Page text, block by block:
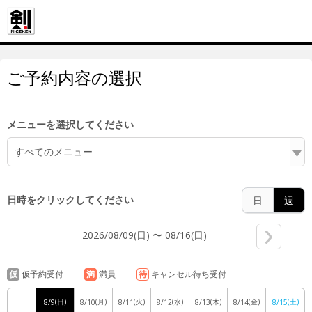
ご予約内容の選択
メニューを選択してください
すべてのメニュー
日時をクリックしてください 日 週
2026/08/09(日) 〜 08/16(日)
仮 仮予約受付 満 満員 待 キャンセル待ち受付
8/9(日) 8/10(月) 8/11(火) 8/12(水) 8/13(木) 8/14(金) 8/15(土)
6:00